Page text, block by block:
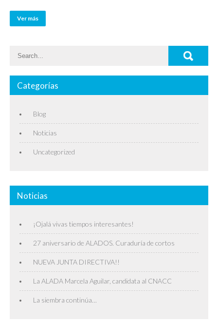
Ver más
Categorías
Blog
Noticias
Uncategorized
Noticias
¡Ojalá vivas tiempos interesantes!
27 aniversario de ALADOS. Curaduría de cortos
NUEVA JUNTA DIRECTIVA!!
La ALADA Marcela Aguilar, candidata al CNACC
La siembra continúa…